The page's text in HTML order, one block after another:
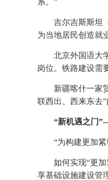
系。”
吉尔吉斯斯坦
为当地居民创造就
北京外国语大
岗位。铁路建设需
新疆喀什一家
联西出、西来东去
“新机遇之门
“为构建更加
如何实现“更
享基础设施建设管